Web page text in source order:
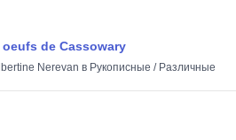
oeufs de Cassowary
Nerevan в Рукописные / Различные